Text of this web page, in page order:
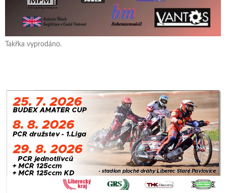
Takřka vyprodáno.